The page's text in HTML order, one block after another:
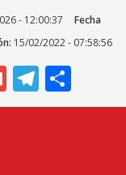
- 12:00:37
Fecha
15/02/2022 - 07:58:56
Gmail